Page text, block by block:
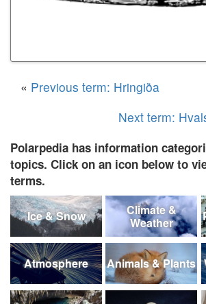
« Previous term: Hringiða
Next term:
Polarpedia has information
topics. Click on an icon below to
terms.
Ice & Snow
Climate &
Weather
Atmosphere Animals & Plants